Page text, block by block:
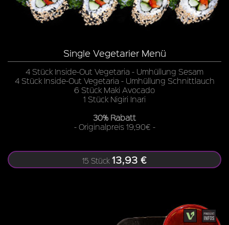
Single Vegetarier Menü
4 Stück Inside-Out Vegetaria - Umhüllung Sesam
4 Stück Inside-Out Vegetaria - Umhüllung Schnittlauch
6 Stück Maki Avocado
1 Stück Nigiri Inari
30% Rabatt
- Originalpreis 19,90€ -
15 Stück 13,93 €